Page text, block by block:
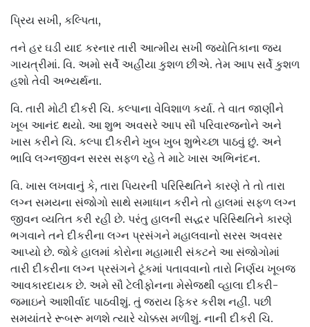
પ્રિય સખી, કલ્પિતા,
તને હર ઘડી યાદ કરનાર તારી આત્મીય સખી જ્યોતિકાના જય
ગાયત્રીમાં. વિ. અમો સર્વે અહીંયા કુશળ છીએ. તેમ આપ સર્વે કુશળ
હશો તેવી અભ્યર્થના.
વિ. તારી મોટી દીકરી ચિ. કલ્પાના વેવિશાળ કર્યા. તે વાત જાણીને
ખૂબ આનંદ થયો. આ શુભ અવસરે આપ સૌ પરિવારજનોને અને
ખાસ કરીને ચિ. કલ્પા દીકરીને ખુબ ખુબ શુભેચ્છા પાઠવું છું. અને
ભાવિ લગ્નજીવન સરસ સફળ રહે તે માટે ખાસ અભિનંદન.
વિ. ખાસ લખવાનું કે, તારા પિયરની પરિસ્થિતિને કારણે તે તો તારા
લગ્ન સમયના સંજોગો સાથે સમાધાન કરીને તો હાલમાં સફળ લગ્ન
જીવન વ્યતિત કરી રહી છે. પરંતુ હાલની સદ્ધર પરિસ્થિતિને કારણે
ભગવાને તને દીકરીના લગ્ન પ્રસંગને મહાલવાનો સરસ અવસર
આપ્યો છે. જોકે હાલમાં કોરોના મહામારી સંકટને આ સંજોગોમાં
તારી દીકરીના લગ્ન પ્રસંગને ટૂંકમાં પતાવવાનો તારો નિર્ણય ખૂબજ
આવકારદાયક છે. અમે સૌ ટેલીફોનના મેસેજથી વ્હાલા દીકરી-
જમાઇને આશીર્વાદ પાઠવીશું. તું જરાય ફિકર કરીશ નહીં. પછી
સમયાંતરે રૂબરૂ મળશે ત્યારે ચોક્કસ મળીશું. નાની દીકરી ચિ.